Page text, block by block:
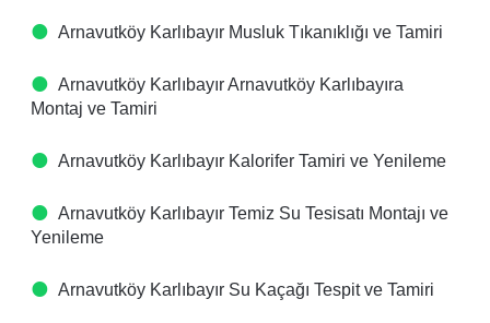
Arnavutköy Karlıbayır Musluk Tıkanıklığı ve Tamiri
Arnavutköy Karlıbayır Arnavutköy Karlıbayıra
Montaj ve Tamiri
Arnavutköy Karlıbayır Kalorifer Tamiri ve Yenileme
Arnavutköy Karlıbayır Temiz Su Tesisatı Montajı ve
Yenileme
Arnavutköy Karlıbayır Su Kaçağı Tespit ve Tamiri